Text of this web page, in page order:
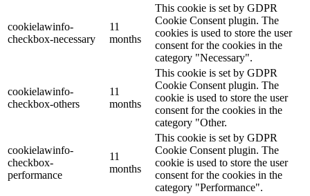
cookielawinfo-
checkbox-necessary
11
months
This cookie is set by GDPR
Cookie Consent plugin. The
cookies is used to store the user
consent for the cookies in the
category "Necessary".
cookielawinfo-
checkbox-others
11
months
This cookie is set by GDPR
Cookie Consent plugin. The
cookie is used to store the user
consent for the cookies in the
category "Other.
cookielawinfo-
checkbox-
performance
11
months
This cookie is set by GDPR
Cookie Consent plugin. The
cookie is used to store the user
consent for the cookies in the
category "Performance".